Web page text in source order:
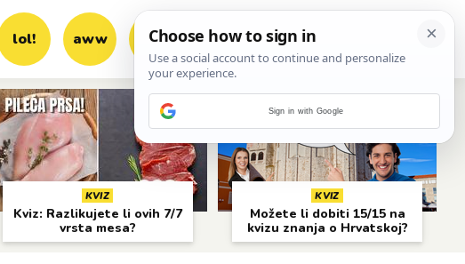
lol! aww vrh! woot?!
KVIZ
Kviz: Razlikujete li ovih 7/7
vrsta mesa?
KVIZ
Možete li dobiti 15/15 na
kvizu znanja o Hrvatskoj?
Sign in with Google